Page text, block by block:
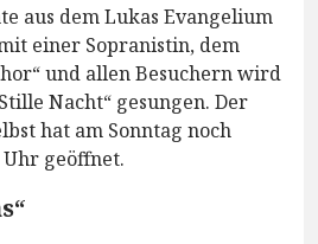
aus dem Lukas Evangelium
einer Sopranistin, dem
und allen Besuchern wird
Nacht“ gesungen. Der
hat am Sonntag noch
geöffnet.